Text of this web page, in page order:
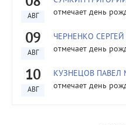
АВГ
отмечает день
09
АВГ
ЧЕРНЕНКО
отмечает день
10
АВГ
КУЗНЕЦОВ ПАВЕЛ
отмечает день